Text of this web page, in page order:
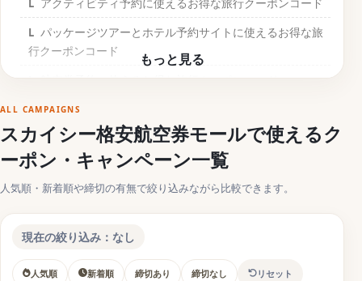
パッケージツアーとホテル予約サイトに使えるお得な旅
行クーポンコード
航空券予約に使えるお得な旅行クーポンコード
ALL CAMPAIGNS
スカイシー格安航空券モールで使えるク
ーポン・キャンペーン一覧
人気順・新着順や締切の有無で絞り込みながら比較できます。
現在の絞り込み：なし
人気順 新着順 締切あり 締切なし リセット